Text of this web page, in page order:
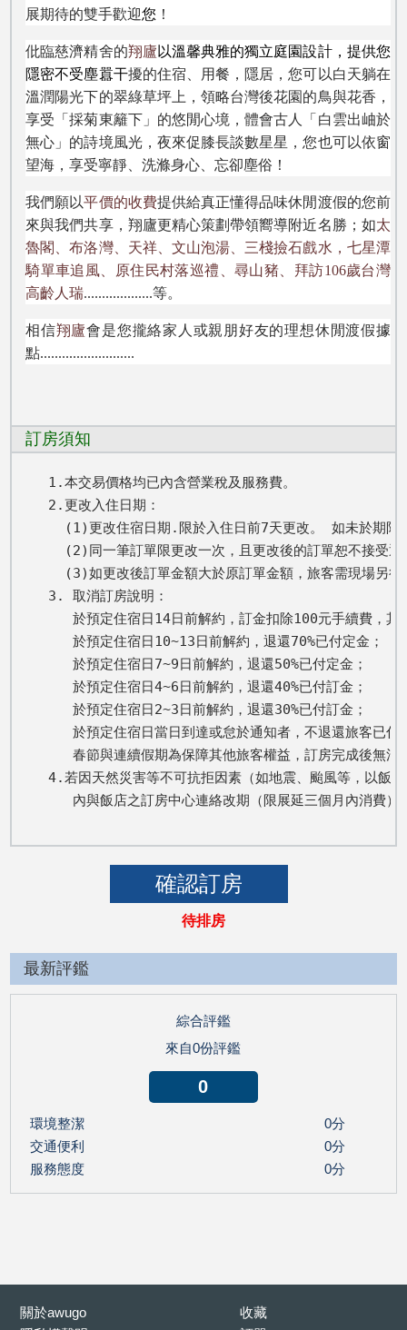
展期待的雙手歡迎您 ！
仳臨慈濟精舍的翔廬 以溫馨典雅的獨立庭園設計，提供您
隱密不受塵囂干擾的住宿、用餐，隱居，您可以白天躺在
溫潤陽光下的翠綠草坪上，領略台灣後花園的鳥與花香，
享受「採菊東籬下」的悠閒心境，體會古人「白雲出岫於
無心」的詩境風光，夜來促膝長談數星星，您也可以依窗
望海，享受寧靜、洗滌身心、忘卻塵俗！
我們願以平價的收費提供給真正懂得品味休閒渡假的您前
來與我們共享，翔廬更精心策劃帶領嚮導附近名勝；如太
魯閣、布洛灣、天祥、文山泡湯、三棧撿石戲水，七星潭
騎單車追風、原住民村落巡禮、尋山豬、拜訪106歲台灣
高齡人瑞...................等。
相信翔廬會是您攏絡家人或親朋好友的理想休閒渡假據
點..........................
訂房須知
1.本交易價格均已內含營業稅及服務費。
2.更改入住日期：
(1)更改住宿日期.限於入住日前7天更改。 如未於期
(2)同一筆訂單限更改一次，且更改後的訂單恕不接受退
(3)如更改後訂單金額大於原訂單金額，旅客需現場另
3. 取消訂房說明：
於預定住宿日14日前解約，訂金扣除100元手續費，
   於預定住宿日10~13日前解約，退還70%已付定金；
   於預定住宿日7~9日前解約，退還50%已付定金；
   於預定住宿日4~6日前解約，退還40%已付訂金；
   於預定住宿日2~3日前解約，退還30%已付訂金；
於預定住宿日當日到達或怠於通知者，不退還旅客已付
春節與連續假期為保障其他旅客權益，訂房完成後無
4.若因天然災害等不可抗拒因素（如地震、颱風等，以飯
內與飯店之訂房中心連絡改期（限展延三個月內消費
待排房
最新評鑑
綜合評鑑
來自0份評鑑
0
環境整潔
0分
交通便利
0分
服務態度
0分
關於awugo
收藏